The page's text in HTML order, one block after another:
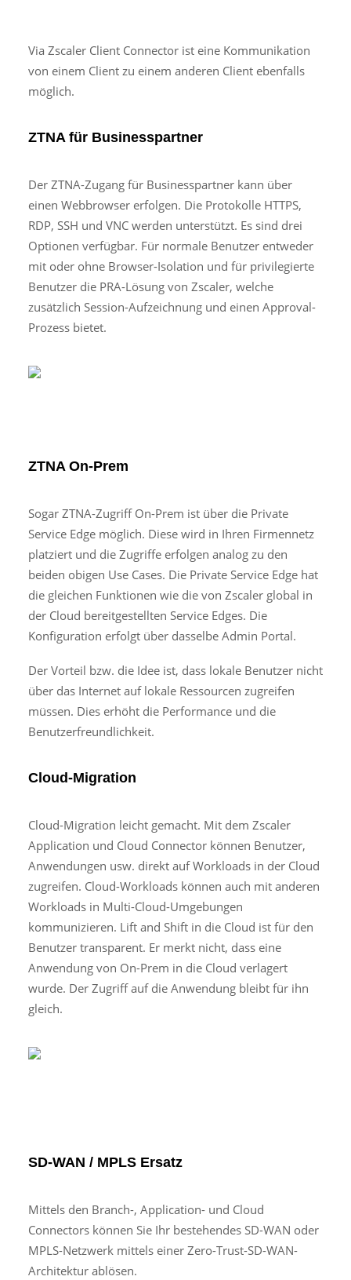
Via Zscaler Client Connector ist eine Kommunikation
von einem Client zu einem anderen Client ebenfalls
möglich.
ZTNA für Businesspartner
Der ZTNA-Zugang für Businesspartner kann über
einen Webbrowser erfolgen. Die Protokolle HTTPS,
RDP, SSH und VNC werden unterstützt. Es sind drei
Optionen verfügbar. Für normale Benutzer entweder
mit oder ohne Browser-Isolation und für privilegierte
Benutzer die PRA-Lösung von Zscaler, welche
zusätzlich Session-Aufzeichnung und einen Approval-
Prozess bietet.
ZTNA On-Prem
Sogar ZTNA-Zugriff On-Prem ist über die Private
Service Edge möglich. Diese wird in Ihren Firmennetz
platziert und die Zugriffe erfolgen analog zu den
beiden obigen Use Cases. Die Private Service Edge hat
die gleichen Funktionen wie die von Zscaler global in
der Cloud bereitgestellten Service Edges. Die
Konfiguration erfolgt über dasselbe Admin Portal.
Der Vorteil bzw. die Idee ist, dass lokale Benutzer nicht
über das Internet auf lokale Ressourcen zugreifen
müssen. Dies erhöht die Performance und die
Benutzerfreundlichkeit.
Cloud-Migration
Cloud-Migration leicht gemacht. Mit dem Zscaler
Application und Cloud Connector können Benutzer,
Anwendungen usw. direkt auf Workloads in der Cloud
zugreifen. Cloud-Workloads können auch mit anderen
Workloads in Multi-Cloud-Umgebungen
kommunizieren. Lift and Shift in die Cloud ist für den
Benutzer transparent. Er merkt nicht, dass eine
Anwendung von On-Prem in die Cloud verlagert
wurde. Der Zugriff auf die Anwendung bleibt für ihn
gleich.
SD-WAN / MPLS Ersatz
Mittels den Branch-, Application- und Cloud
Connectors können Sie Ihr bestehendes SD-WAN oder
MPLS-Netzwerk mittels einer Zero-Trust-SD-WAN-
Architektur ablösen.